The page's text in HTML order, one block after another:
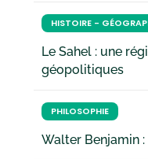
HISTOIRE -
Le Sahel : une
géopolitiques
PHILOSOPHIE
Walter Benjamin